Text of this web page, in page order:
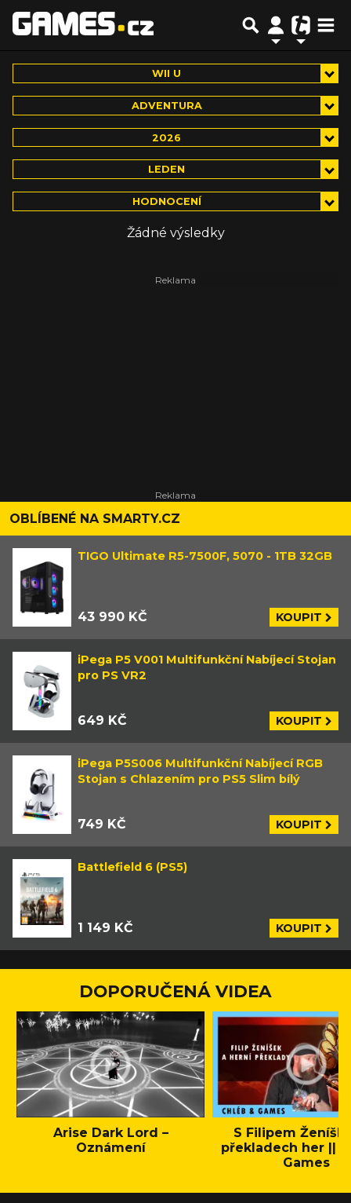
WII U
ADVENTURA
2026
LEDEN
HODNOCENÍ
Žádné výsledky
OBLÍBENÉ NA SMARTY.CZ
TIGO Ultimate R5-7500F, 5070 - 1TB 32GB
43 990 KČ KOUPIT
iPega P5 V001 Multifunkční Nabíjecí Stojan
pro PS VR2
649 KČ KOUPIT
iPega P5S006 Multifunkční Nabíjecí RGB
Stojan s Chlazením pro PS5 Slim bílý
749 KČ KOUPIT
Battlefield 6 (PS5)
1 149 KČ KOUPIT
DOPORUČENÁ VIDEA
Arise Dark Lord –
Oznámení
S Filipem
překladech her ||
Games